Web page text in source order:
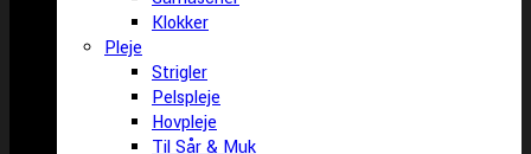
Klokker
Pleje
Strigler
Pelspleje
Hovpleje
Til Sår & Muk